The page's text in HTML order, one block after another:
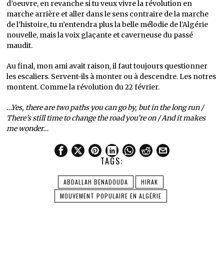
d’oeuvre, en revanche si tu veux vivre la révolution en
marche arrière et aller dans le sens contraire de la marche
de l’histoire, tu n’entendra plus la belle mélodie de l’Algérie
nouvelle, mais la voix glaçante et caverneuse du passé
maudit.
Au final, mon ami avait raison, il faut toujours questionner
les escaliers. Servent-ils à monter ou à descendre. Les notres
montent. Comme la révolution du 22 février.
…Yes, there are two paths you can go by, but in the long run /
There’s still time to change the road you’re on / And it makes
me wonder…
TAGS:
ABDALLAH BENADOUDA
HIRAK
MOUVEMENT POPULAIRE EN ALGÉRIE